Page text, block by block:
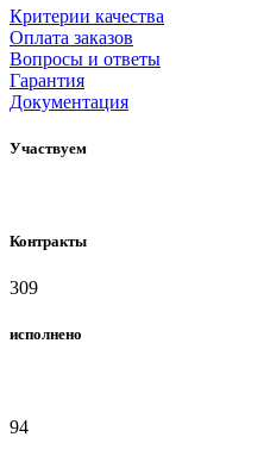
Критерии качества
Оплата заказов
Вопросы и ответы
Гарантия
Документация
Участвуем
Контракты
309
исполнено
94